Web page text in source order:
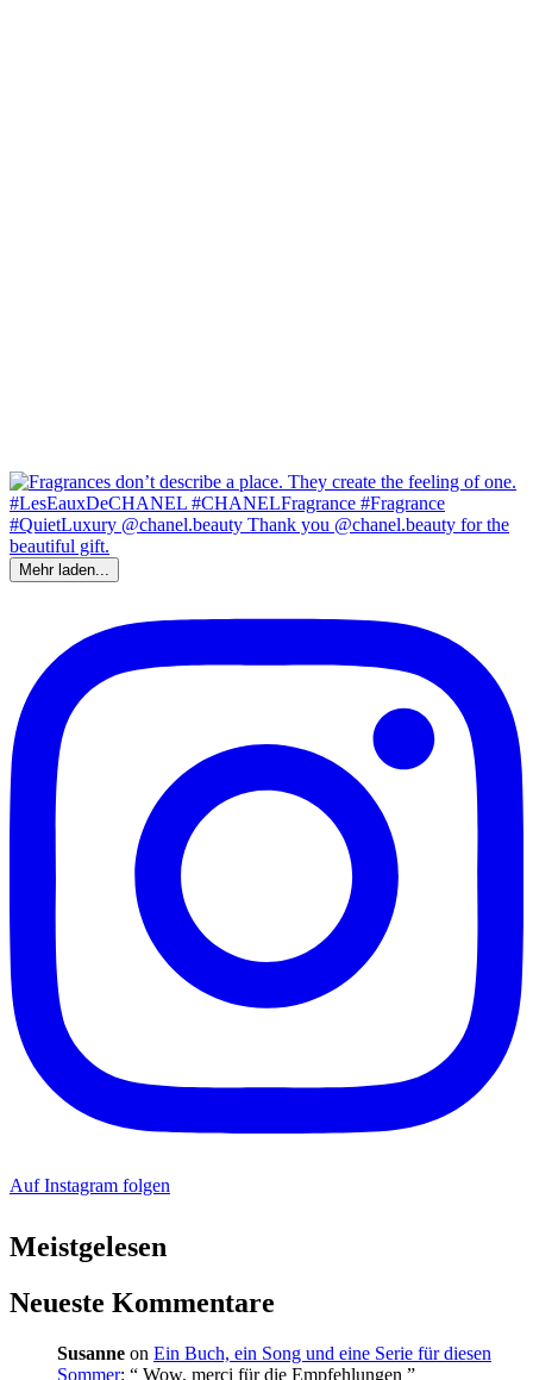
Mehr laden...
Auf Instagram folgen
Meistgelesen
Neueste Kommentare
Susanne on Ein Buch, ein Song und eine Serie für diesen
Sommer: “ Wow, merci für die Empfehlungen ”